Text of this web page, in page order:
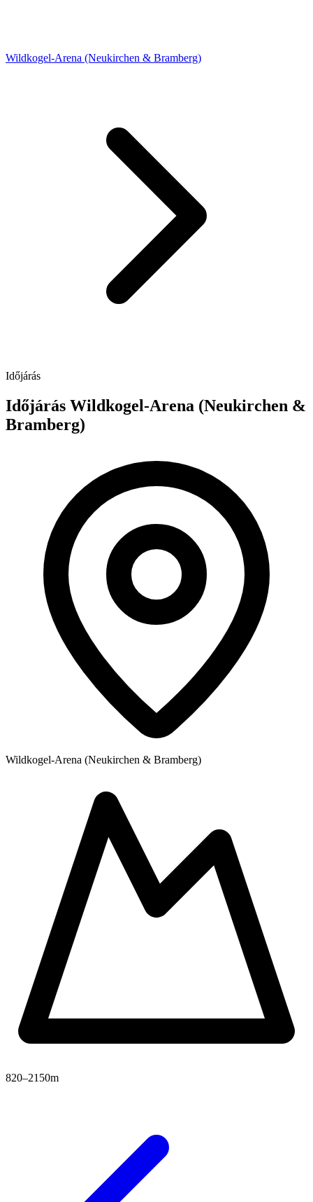
Wildkogel-Arena (Neukirchen & Bramberg)
Időjárás
Időjárás Wildkogel-Arena (Neukirchen &
Bramberg)
Wildkogel-Arena (Neukirchen & Bramberg)
820–2150m